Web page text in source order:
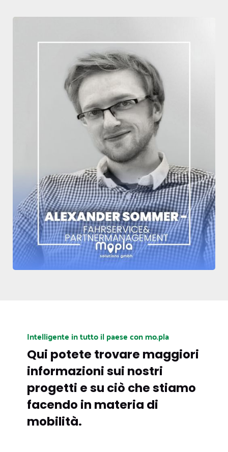
Intelligente in tutto il paese con mo.pla
Qui potete trovare maggiori
informazioni sui nostri
progetti e su ciò che stiamo
facendo in materia di
mobilità.